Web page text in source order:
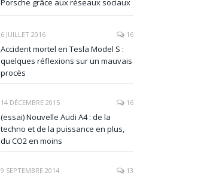
Porsche grâce aux réseaux sociaux
6 JUILLET 2016 16
Accident mortel en Tesla Model S :
quelques réflexions sur un mauvais
procès
14 DÉCEMBRE 2015 16
(essai) Nouvelle Audi A4 : de la
techno et de la puissance en plus,
du CO2 en moins
9 SEPTEMBRE 2014 13